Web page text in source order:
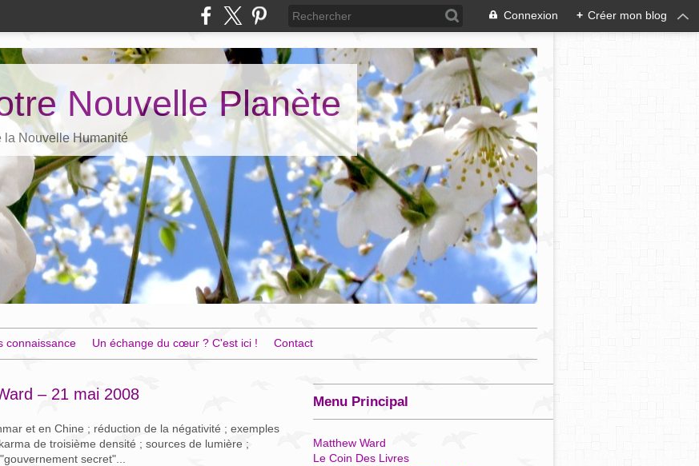
Connexion + Créer mon blog
Nouvelle Planète
la Nouvelle Humanité
connaissance Un échange du cœur ? C'est ici ! Contact
– 21 mai 2008
et en Chine ; réduction de la négativité ; exemples
de troisième densité ; sources de lumière ;
secret"...
Menu Principal
Matthew Ward
Le Coin Des Livres